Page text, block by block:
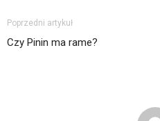
Poprzedni artykuł
Czy Pinin ma rame?